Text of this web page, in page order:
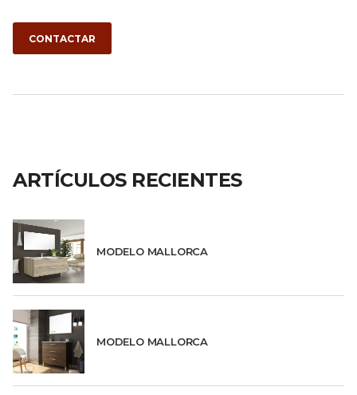
CONTACTAR
ARTÍCULOS RECIENTES
MODELO MALLORCA
MODELO MALLORCA